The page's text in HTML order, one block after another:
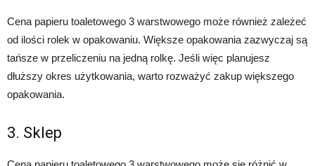
Cena papieru toaletowego 3 warstwowego może również zależeć
od ilości rolek w opakowaniu. Większe opakowania zazwyczaj są
tańsze w przeliczeniu na jedną rolkę. Jeśli więc planujesz
dłuższy okres użytkowania, warto rozważyć zakup większego
opakowania.
3. Sklep